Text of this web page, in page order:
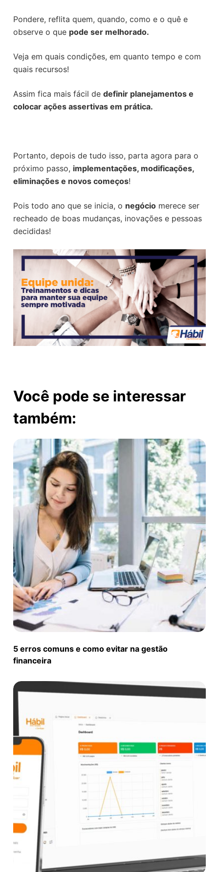
Pondere, reflita quem, quando, como e o quê e
observe o que pode ser melhorado.
Veja em quais condições, em quanto tempo e com
quais recursos!
Assim fica mais fácil de definir planejamentos e
colocar ações assertivas em prática.
Portanto, depois de tudo isso, parta agora para o
próximo passo, implementações, modificações,
eliminações e novos começos!
Pois todo ano que se inicia, o negóciomerece ser
recheado de boas mudanças, inovações e pessoas
decididas!
Você pode se interessar
também:
5 erros comuns e como evitar na gestão
financeira